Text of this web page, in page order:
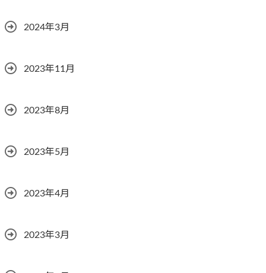
2024年3月
2023年11月
2023年8月
2023年5月
2023年4月
2023年3月